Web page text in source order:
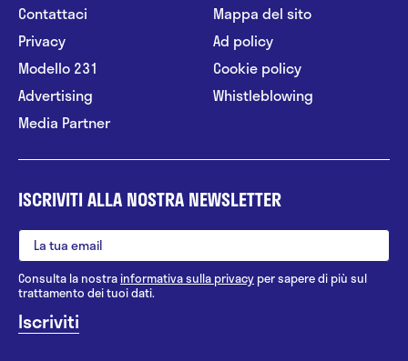
Contattaci
Privacy
Modello 231
Advertising
Media Partner
Mappa del sito
Ad policy
Cookie policy
Whistleblowing
ISCRIVITI ALLA NOSTRA NEWSLETTER
Consulta la nostrainformativa sulla privacy per sapere di più sul
trattamento dei tuoi dati.